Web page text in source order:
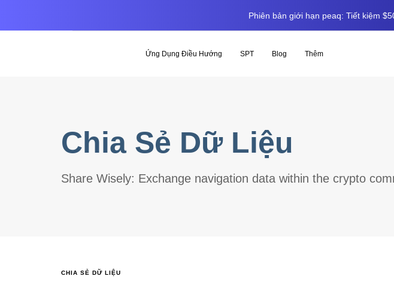
Phiên bản giới hạn peaq: Tiết kiệm
Ứng Dụng Điều Hướng SPT Blog Thêm
Chia Sẻ Dữ Liệu
Share Wisely: Exchange navigation data within the crypto
CHIA SẺ DỮ LIỆU